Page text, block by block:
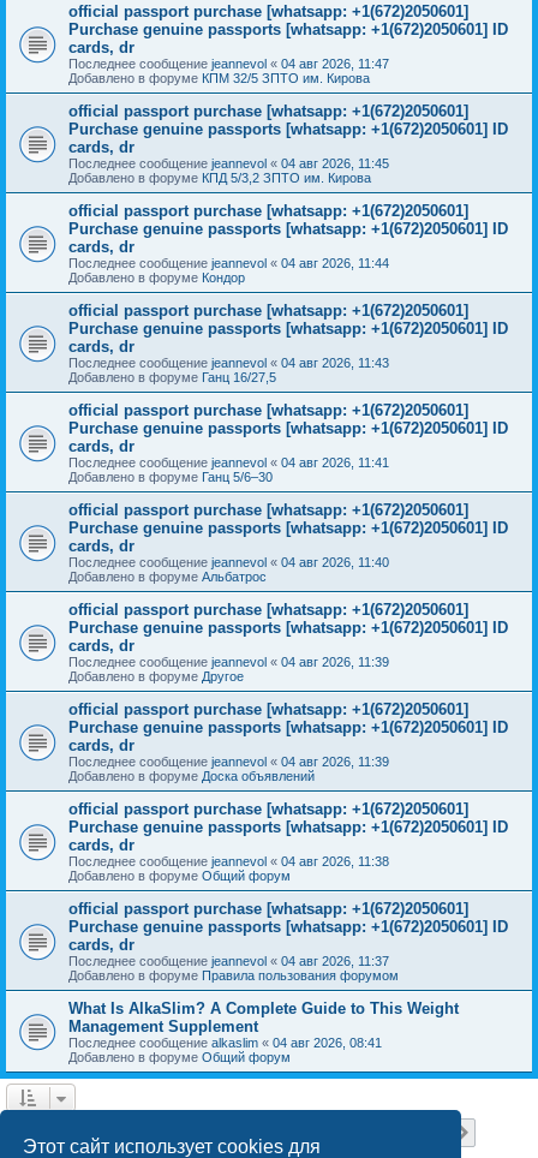
Этот сайт использует cookies для
official passport purchase [whatsapp: +1(672)2050601]
Purchase genuine passports [whatsapp: +1(672)2050601] ID
cards, dr
Последнее сообщение jeannevol « 04 авг 2026, 11:47
Добавлено в форуме КПМ 32/5 ЗПТО им. Кирова
official passport purchase [whatsapp: +1(672)2050601]
Purchase genuine passports [whatsapp: +1(672)2050601] ID
cards, dr
Последнее сообщение jeannevol « 04 авг 2026, 11:45
Добавлено в форуме КПД 5/3,2 ЗПТО им. Кирова
official passport purchase [whatsapp: +1(672)2050601]
Purchase genuine passports [whatsapp: +1(672)2050601] ID
cards, dr
Последнее сообщение jeannevol « 04 авг 2026, 11:44
Добавлено в форуме Кондор
official passport purchase [whatsapp: +1(672)2050601]
Purchase genuine passports [whatsapp: +1(672)2050601] ID
cards, dr
Последнее сообщение jeannevol « 04 авг 2026, 11:43
Добавлено в форуме Ганц 16/27,5
official passport purchase [whatsapp: +1(672)2050601]
Purchase genuine passports [whatsapp: +1(672)2050601] ID
cards, dr
Последнее сообщение jeannevol « 04 авг 2026, 11:41
Добавлено в форуме Ганц 5/6–30
official passport purchase [whatsapp: +1(672)2050601]
Purchase genuine passports [whatsapp: +1(672)2050601] ID
cards, dr
Последнее сообщение jeannevol « 04 авг 2026, 11:40
Добавлено в форуме Альбатрос
official passport purchase [whatsapp: +1(672)2050601]
Purchase genuine passports [whatsapp: +1(672)2050601] ID
cards, dr
Последнее сообщение jeannevol « 04 авг 2026, 11:39
Добавлено в форуме Другое
official passport purchase [whatsapp: +1(672)2050601]
Purchase genuine passports [whatsapp: +1(672)2050601] ID
cards, dr
Последнее сообщение jeannevol « 04 авг 2026, 11:39
Добавлено в форуме Доска объявлений
official passport purchase [whatsapp: +1(672)2050601]
Purchase genuine passports [whatsapp: +1(672)2050601] ID
cards, dr
Последнее сообщение jeannevol « 04 авг 2026, 11:38
Добавлено в форуме Общий форум
official passport purchase [whatsapp: +1(672)2050601]
Purchase genuine passports [whatsapp: +1(672)2050601] ID
cards, dr
Последнее сообщение jeannevol « 04 авг 2026, 11:37
Добавлено в форуме Правила пользования форумом
What Is AlkaSlim? A Complete Guide to This Weight
Management Supplement
Последнее сообщение alkaslim « 04 авг 2026, 08:41
Добавлено в форуме Общий форум